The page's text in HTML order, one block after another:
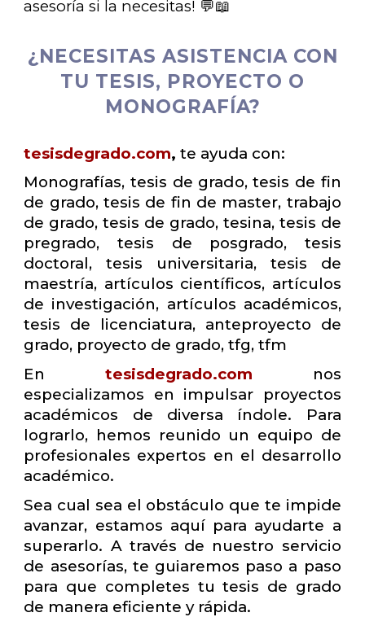
asesoría si la necesitas! 💬📖
¿NECESITAS ASISTENCIA CON
TU TESIS, PROYECTO O
MONOGRAFÍA?
tesisdegrado.com, te ayuda con:
Monografías, tesis de grado, tesis de fin
de grado, tesis de fin de master, trabajo
de grado, tesis de grado, tesina, tesis de
pregrado, tesis de posgrado, tesis
doctoral, tesis universitaria, tesis de
maestría, artículos científicos, artículos
de investigación, artículos académicos,
tesis de licenciatura, anteproyecto de
grado, proyecto de grado, tfg, tfm
En tesisdegrado.com nos
especializamos en impulsar proyectos
académicos de diversa índole. Para
lograrlo, hemos reunido un equipo de
profesionales expertos en el desarrollo
académico.
Sea cual sea el obstáculo que te impide
avanzar, estamos aquí para ayudarte a
superarlo. A través de nuestro servicio
de asesorías, te guiaremos paso a paso
para que completes tu tesis de grado
de manera eficiente y rápida.